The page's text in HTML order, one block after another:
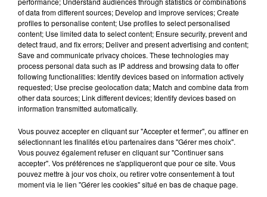
Publié : 5 novembre 2019 à 9h45 par Mikaà«l
Livret
heures mais pourrait se transformer en
mouvement illimité comme il y a 12 ans, ou pire
encore pour ceux qui l’ont vécu, en 1995.
Mundo Latino
de Fuego est terminée
Le fourmilier géant fait son retour
of data from different sources; Develop and improve services; Create
profiles to personalise content; Use profiles to select personalised
content; Use limited data to select content; Ensure security, prevent and
detect fraud, and fix errors; Deliver and present advertising and content;
Save and communicate privacy choices. These technologies may
process personal data such as IP address and browsing data to offer
following functionalities: Identify devices based on information actively
requested; Use precise geolocation data; Match and combine data from
other data sources; Link different devices; Identify devices based on
information transmitted automatically.
Vous pouvez accepter en cliquant sur "Accepter et fermer", ou affiner en
sélectionnant les finalités et/ou partenaires dans "Gérer mes choix".
Vous pouvez également refuser en cliquant sur "Continuer sans
accepter". Vos préférences ne s'appliqueront que pour ce site. Vous
pouvez mettre à jour vos choix, ou retirer votre consentement à tout
moment via le lien "Gérer les cookies" situé en bas de chaque page.